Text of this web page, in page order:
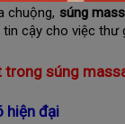
chuộng, súng
cậy cho việc thư
trong súng
hiện đại